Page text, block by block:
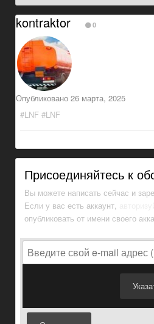
kontraktor 0
Опубликовано 26 марта, 2025
#LNF #LNF
Присоединяйтесь к
Вы можете написать сейчас и
Если у вас есть аккаунт,
опубликовать от имени своего